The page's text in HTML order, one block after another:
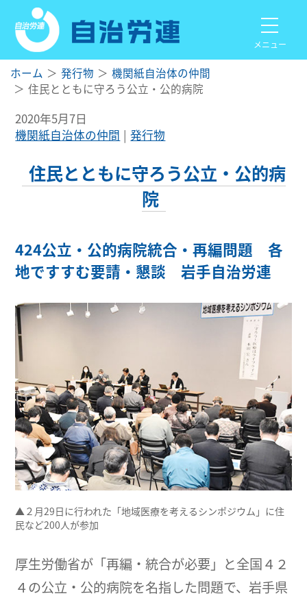
メニュー
ホーム 発行物
機関紙自治体の仲間
住民とともに守ろう公立・公的病院
2020年5月7日
機関紙自治体の仲間
発行物
住民とともに守ろう公立・公的病
院
424公立・公的病院統合・再編問題 各
地ですすむ要請・懇談 岩手自治労連
▲２月29日に行われた「地域医療を考えるシンポジウム」に住
民など200人が参加
厚生労働省が「再編・統合が必要」と全国４２
４の公立・公的病院を名指した問題で、岩手県